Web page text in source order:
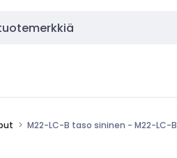
M22-LC-B taso sininen - M22-LC-